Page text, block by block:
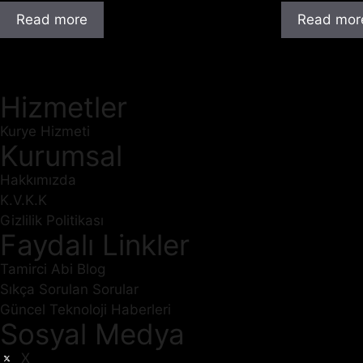
Read more Read
Hizmetler
Kurye Hizmeti
Kurumsal
Hakkımızda
K.V.K.K
Gizlilik Politikası
Faydalı Linkler
Tamirci Abi Blog
Sıkça Sorulan Sorular
Güncel Teknoloji Haberleri
Sosyal Medya
X